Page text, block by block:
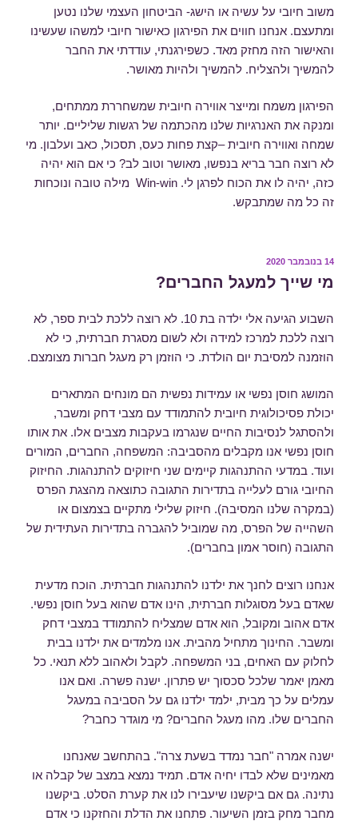
משוב חיובי על עשיה או הישג- הביטחון העצמי שלנו נטען
ומתעצם. אנחנו חווים את הפירגון כאישור חיובי למשהו שעשינו
והאישור הזה מחזק מאד. כשפירגנתי, עודדתי את החבר
להמשיך ולהצליח. להמשיך ולהיות מאושר.
הפירגון משמח ומייצר אווירה חיובית שמשחררת ממתחים,
ומנקה את האנרגיות שלנו מהכתמה של רגשות שליליים. יותר
שמחה ואווירה חיובית –קצת פחות כעס, תסכול, כאב ועלבון. מי
לא רוצה חבר בריא בנפשו, מאושר וטוב לב? כי אם הוא יהיה
כזה, יהיה לו את הכוח לפרגן לי. Win-win מילה טובה ונוכחות
זה כל מה שמתבקש.
פורסם
14 בנובמבר 2020
מי שייך למעגל החברים?
השבוע הגיעה אלי ילדה בת 10. לא רוצה ללכת לבית ספר, לא
רוצה ללכת למרכז למידה ולא לשום מסגרת חברתית, כי לא
הוזמנה למסיבת יום הולדת. כי הוזמן רק מעגל חברות מצומצם.
המושג חוסן נפשי או עמידות נפשית הם מונחים המתארים
יכולת פסיכולוגית חיובית להתמודד עם מצבי דחק ומשבר,
ולהסתגל לנסיבות החיים שנגרמו בעקבות מצבים אלו. את אותו
חוסן נפשי אנו מקבלים מהסביבה: המשפחה, החברים, המורים
ועוד. במדעי ההתנהגות קיימים שני חיזוקים להתנהגות. החיזוק
החיובי גורם לעלייה בתדירות התגובה כתוצאה מהצגת הפרס
(במקרה שלנו המסיבה). חיזוק שלילי מתקיים בצמצום או
השהייה של הפרס, מה שמוביל להגברה בתדירות העתידית של
התגובה (חוסר אמון בחברים).
אנחנו רוצים לחנך את ילדנו להתנהגות חברתית. הוכח מדעית
שאדם בעל מסוגלות חברתית, הינו אדם שהוא בעל חוסן נפשי.
אדם אהוב ומקובל, הוא אדם שמצליח להתמודד במצבי דחק
ומשבר. החינוך מתחיל מהבית. אנו מלמדים את ילדנו בבית
לחלוק עם האחים, בני המשפחה. לקבל ולאהוב ללא תנאי. כל
מאמן יאמר שלכל סכסוך יש פתרון. ישנה פשרה. ואם אנו
עמלים על כך מבית, ילמד ילדנו גם על הסביבה במעגל
החברים שלו. מהו מעגל החברים? מי מוגדר כחבר?
ישנה אמרה "חבר נמדד בשעת צרה". בהתחשב שאנחנו
מאמינים שלא לבדו יחיה אדם. תמיד נמצא במצב של קבלה או
נתינה. גם אם ביקשנו שיעבירו לנו את קערת הסלט. ביקשנו
מחבר מחק בזמן השיעור. פתחנו את הדלת והחזקנו כי אדם